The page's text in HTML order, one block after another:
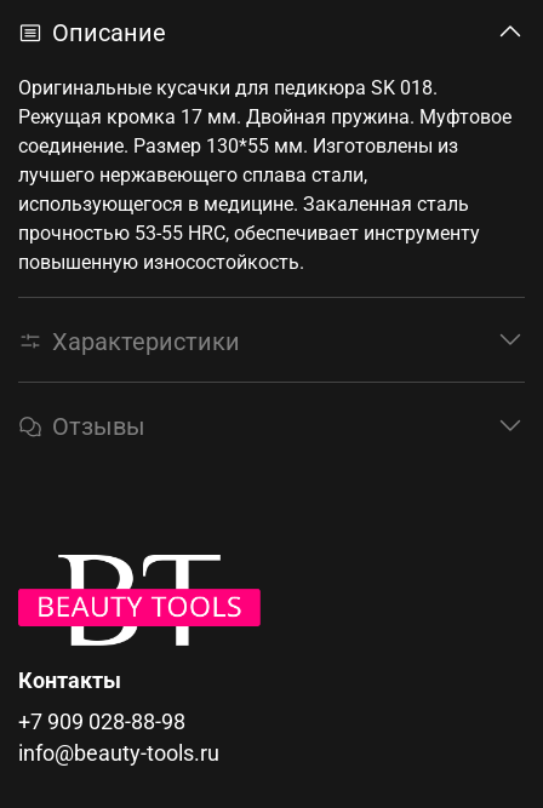
Описание
Оригинальные кусачки для педикюра SK 018.
Режущая кромка 17 мм. Двойная пружина. Муфтовое
соединение. Размер 130*55 мм. Изготовлены из
лучшего нержавеющего сплава стали,
использующегося в медицине. Закаленная сталь
прочностью 53-55 HRC, обеспечивает инструменту
повышенную износостойкость.
Характеристики
Отзывы
Контакты
+7 909 028-88-98
info@beauty-tools.ru